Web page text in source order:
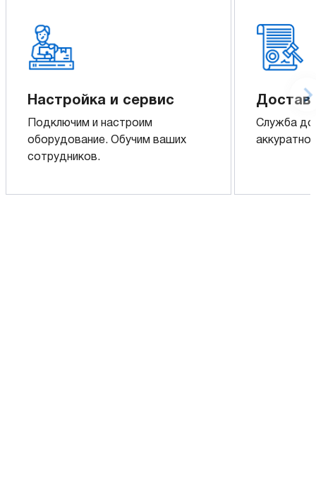
Настройка и сервис
Подключим и настроим
оборудование. Обучим ваших
сотрудников.
Служба
аккуратно